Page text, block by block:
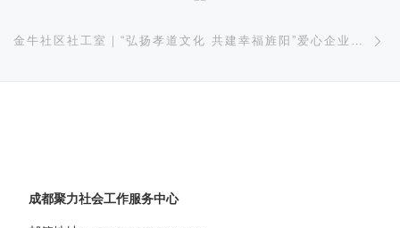
金牛社区社工室｜“弘扬孝道文化 共建幸福旌阳”爱心企业捐赠活动
成都聚力社会工作服务中心